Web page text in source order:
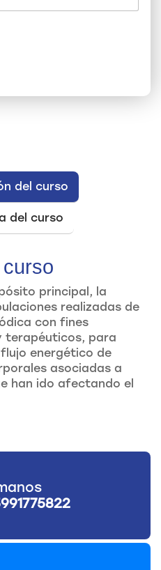
del curso
del curso
principal, la
realizadas de
con fines
terapéuticos, para
energético de
asociadas a
han ido afectando el